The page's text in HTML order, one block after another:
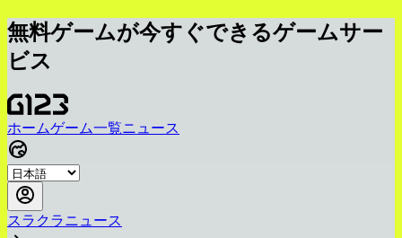
無料ゲームが今すぐできるゲームサー
ビス
ホームゲーム一覧ニュース
スラクラニュース